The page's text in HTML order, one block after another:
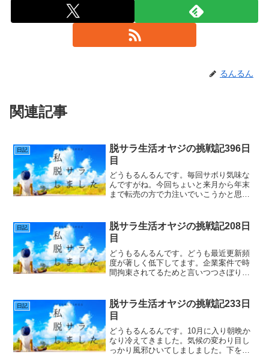
るんるん
関連記事
日記
脱サラ生活オヤジの挑戦記396日
目
どうもるんるんです。毎回サボり気味な
んですがね。今回ちょいと来月から年末
まで転売の方で力注いでいこうかと思っ
るんです。コロナ対策による生活支援正
直コロナの生活支援て微々...
日記
脱サラ生活オヤジの挑戦記208日
目
どうもるんるんです。どうも最近更新頻
度が著しく低下してます。企業案件で時
間拘束されてるためと言いつつさぼりぎ
みました今までアイコンが白黒なんで少
し寂しかったのと...
日記
脱サラ生活オヤジの挑戦記233日
目
どうもるんるんです。10月に入り朝晩か
なり冷えてきました。気候の変わり目し
っかり風邪ひいてしましました。下を向